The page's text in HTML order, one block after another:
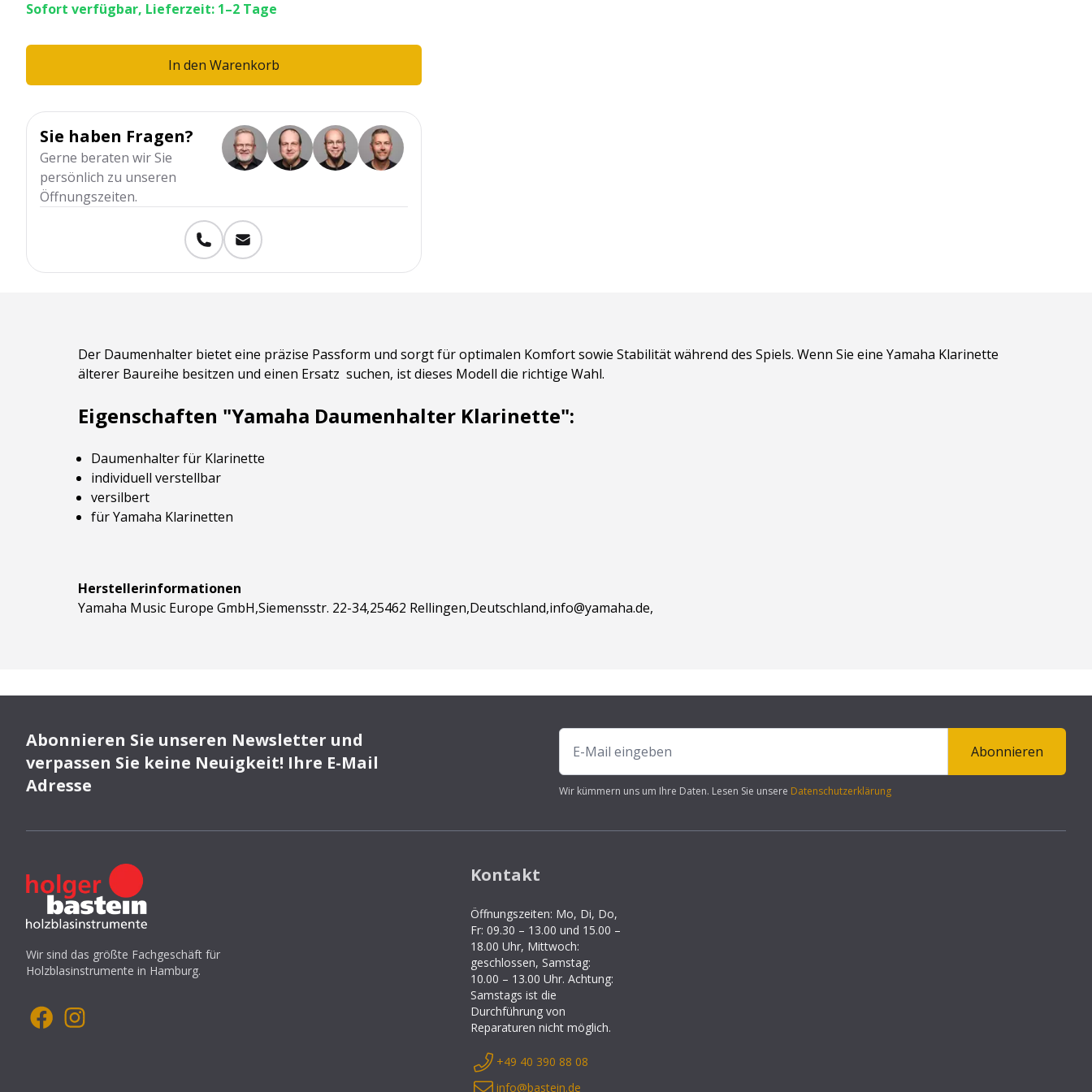
Sofort verfügbar, Lieferzeit: 1–2 Tage
In den Warenkorb
Sie haben Fragen?
Gerne beraten wir Sie
persönlich zu unseren
Öffnungszeiten.
Der Daumenhalter bietet eine präzise Passform und sorgt für optimalen Komfort sowie Stabilität während des Spiels. Wenn Sie eine Yamaha Klarinette
älterer Baureihe besitzen und einen Ersatz suchen, ist dieses Modell die richtige Wahl.
Eigenschaften "Yamaha Daumenhalter Klarinette":
Daumenhalter für Klarinette
individuell verstellbar
versilbert
für Yamaha Klarinetten
Herstellerinformationen
Yamaha Music Europe GmbH,Siemensstr. 22-34,25462 Rellingen,Deutschland,info@yamaha.de,
Abonnieren Sie unseren Newsletter und
verpassen Sie keine Neuigkeit! Ihre E-Mail
Adresse
Abonnieren
Wir kümmern uns um Ihre Daten. Lesen Sie unsere Datenschutzerklärung
Wir sind das größte Fachgeschäft für
Holzblasinstrumente in Hamburg.
Kontakt
Öffnungszeiten: Mo, Di, Do,
Fr: 09.30 – 13.00 und 15.00 –
18.00 Uhr, Mittwoch:
geschlossen, Samstag:
10.00 – 13.00 Uhr. Achtung:
Samstags ist die
Durchführung von
Reparaturen nicht möglich.
+49 40 390 88 08
info@bastein.de